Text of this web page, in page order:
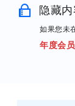
隐藏
如果您未
年度会员